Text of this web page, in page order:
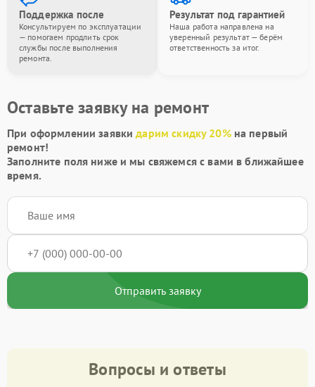
Поддержка после
Консультируем по эксплуатации
— помогаем продлить срок
службы после выполнения
ремонта.
Результат под гарантией
Наша работа направлена на
уверенный результат — берём
ответственность за итог.
Оставьте заявку на ремонт
При оформлении заявкидарим скидку 20%на первый
ремонт!
Заполните поля ниже и мы свяжемся с вами в ближайшее
время.
Отправить заявку
Вопросы и ответы